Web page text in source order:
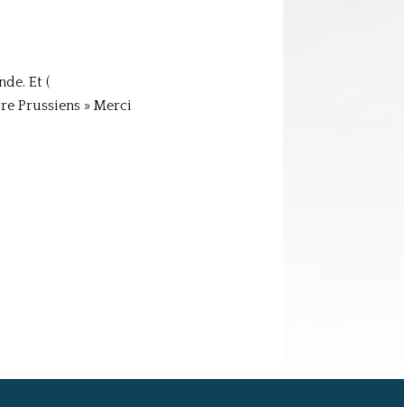
Et (
Prussiens » Merci